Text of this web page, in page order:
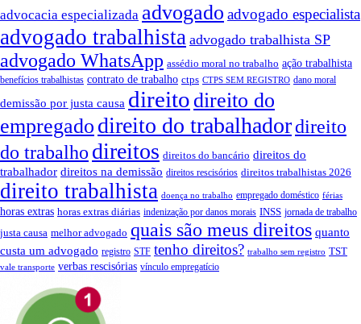
advocacia especializada advogado advogado especialista
advogado trabalhista advogado trabalhista SP
advogado WhatsApp assédio moral no trabalho ação trabalhista
benefícios trabalhistas contrato de trabalho ctps CTPS SEM REGISTRO dano moral
demissão por justa causa direito direito do
empregado direito do trabalhadordireito
do trabalho direitos direitos do bancário direitos do
trabalhador direitos na demissão direitos rescisórios direitos trabalhistas 2026
direito trabalhista doença no trabalho empregado doméstico férias
horas extras horas extras diárias indenização por danos morais INSS jornada de trabalho
justa causa melhor advogado quais são meus direitos quanto
custa um advogado registro STF tenho direitos? trabalho sem registro TST
vale transporte verbas rescisórias vínculo empregatício